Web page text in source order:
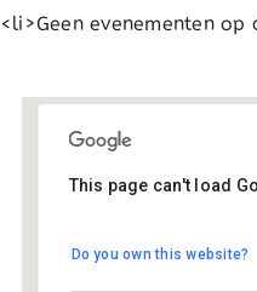
<li>Geen evenementen
St Antoniusschool
Middenstraat 27-A -
This page can't load
Do you own this website?